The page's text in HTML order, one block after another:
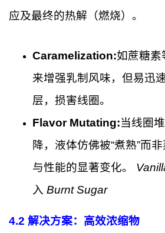
应及最终的热解（燃烧）。
Caramelization:如蔗糖素
来增强乳制风味，但易迅
层，损害线圈。
Flavor Mutating:当线圈
降，液体仿佛被“煮熟”而
与性能的显著变化。
入 Burnt Sugar
4.2 解决方案：高效浓缩物